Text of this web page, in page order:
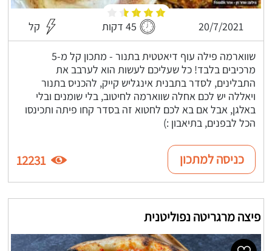
20/7/2021 45 דקות קל
שווארמה פילה עוף דיאטטית בתנור - מתכון קל מ-5
מרכיבים בלבד! כל שעליכם לעשות הוא לערבב את
התבלינים, לסדר בתבנית אינגליש קייק, להכניס בתנור
ויאללה יש לכם אחלה שווארמה לחיטוב, בלי שומנים ובלי
באלגן, אבל אם בא לכם לחטוא זה בסדר קחו פיתה ותכינסו
הכל לבפנים, בתיאבון :)
כניסה למתכון 12231
פיצה מרגריטה נפוליטנית